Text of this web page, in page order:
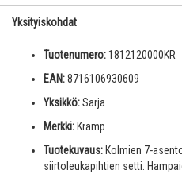
Yksityiskohdat
Tuotenumero:1812120000KR
EAN:8716106930609
Yksikkö:Sarja
Merkki: Kramp
Tuotekuvaus: Kolmien 7-
siirtoleukapihtien setti.